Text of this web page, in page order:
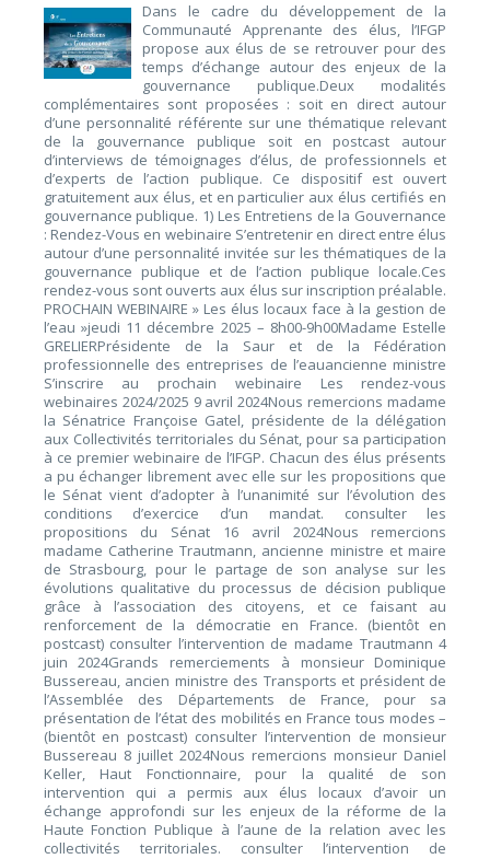
Dans le cadre du développement de la
Communauté Apprenante des élus, l’IFGP
propose aux élus de se retrouver pour des
temps d’échange autour des enjeux de la
gouvernance publique.Deux modalités
complémentaires sont proposées : soit en direct autour
d’une personnalité référente sur une thématique relevant
de la gouvernance publique soit en postcast autour
d’interviews de témoignages d’élus, de professionnels et
d’experts de l’action publique. Ce dispositif est ouvert
gratuitement aux élus, et en particulier aux élus certifiés en
gouvernance publique. 1) Les Entretiens de la Gouvernance
: Rendez-Vous en webinaire S’entretenir en direct entre élus
autour d’une personnalité invitée sur les thématiques de la
gouvernance publique et de l’action publique locale.Ces
rendez-vous sont ouverts aux élus sur inscription préalable.
PROCHAIN WEBINAIRE » Les élus locaux face à la gestion de
l’eau »jeudi 11 décembre 2025 – 8h00-9h00Madame Estelle
GRELIERPrésidente de la Saur et de la Fédération
professionnelle des entreprises de l’eauancienne ministre
S’inscrire au prochain webinaire Les rendez-vous
webinaires 2024/2025 9 avril 2024Nous remercions madame
la Sénatrice Françoise Gatel, présidente de la délégation
aux Collectivités territoriales du Sénat, pour sa participation
à ce premier webinaire de l’IFGP. Chacun des élus présents
a pu échanger librement avec elle sur les propositions que
le Sénat vient d’adopter à l’unanimité sur l’évolution des
conditions d’exercice d’un mandat. consulter les
propositions du Sénat 16 avril 2024Nous remercions
madame Catherine Trautmann, ancienne ministre et maire
de Strasbourg, pour le partage de son analyse sur les
évolutions qualitative du processus de décision publique
grâce à l’association des citoyens, et ce faisant au
renforcement de la démocratie en France. (bientôt en
postcast) consulter l’intervention de madame Trautmann 4
juin 2024Grands remerciements à monsieur Dominique
Bussereau, ancien ministre des Transports et président de
l’Assemblée des Départements de France, pour sa
présentation de l’état des mobilités en France tous modes –
(bientôt en postcast) consulter l’intervention de monsieur
Bussereau 8 juillet 2024Nous remercions monsieur Daniel
Keller, Haut Fonctionnaire, pour la qualité de son
intervention qui a permis aux élus locaux d’avoir un
échange approfondi sur les enjeux de la réforme de la
Haute Fonction Publique à l’aune de la relation avec les
collectivités territoriales. consulter l’intervention de